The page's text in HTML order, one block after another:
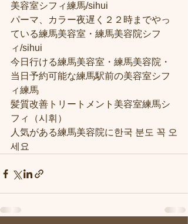
美容室シフィ練馬/sihui
パーマ、カラー夜遅く２２時までやっ
ている練馬美容室・練馬美容院シフ
ィ/sihui
今日行ける練馬美容室・練馬美容院・
当日予約可能な練馬駅前の美容室シフ
ィ練馬
髪質改善トリートメント美容室練馬シ
フィ（시휘）
人気がある練馬美容院に한국 분도 꼭 오
세요